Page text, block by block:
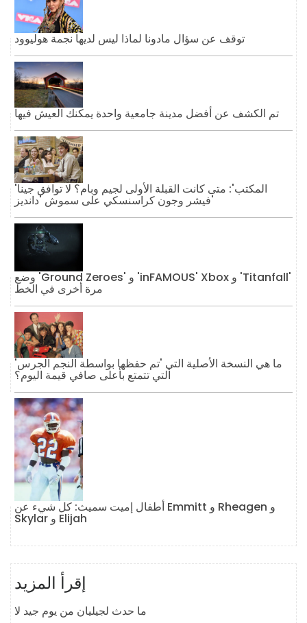
توقف عن سؤال مادونا لماذا ليس لديها نجمة هوليوود
تم الكشف عن أفضل مدينة جامعية واحدة يمكنك العيش فيها
'المكتب': متى كانت القبلة الأولى لجيم وبام؟ لا توافق جينا
فيشر وجون كراسنسكي على سموش 'دانديز'
وضع 'Ground Zeroes' و 'inFAMOUS' Xbox و 'Titanfall'
مرة أخرى في الخط
ما هي النسخة الأصلية التي 'تم حفظها بواسطة النجم الجرس'
التي تتمتع بأعلى صافي قيمة اليوم؟
أطفال إميت سميث: كل شيء عن Emmitt و Rheagen و
Skylar و Elijah
إقرأ المزيد
ما حدث لجيليان من يوم جيد لا